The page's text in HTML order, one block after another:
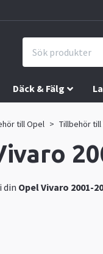
Däck & Fälg
till Opel Tillbehör till
din Opel Vivaro 2001-